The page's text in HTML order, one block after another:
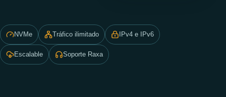
NVMe Tráfico ilimitado IPv4 e IPv6
Escalable Soporte Raxa